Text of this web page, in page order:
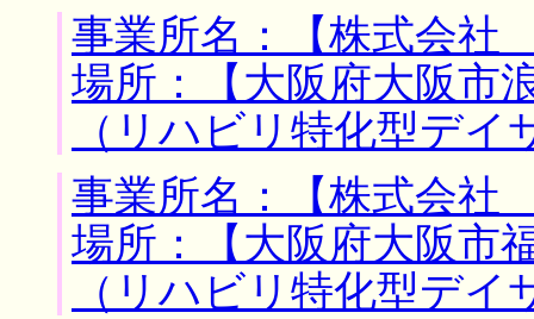
事業所名：【株式会
場所：【大阪府大阪市
（リハビリ特化型デ
事業所名：【株式会
場所：【大阪府大阪市
（リハビリ特化型デ